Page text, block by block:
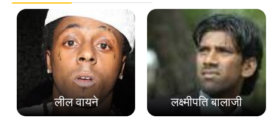
लील वायने लक्ष्मीपति बालाजी